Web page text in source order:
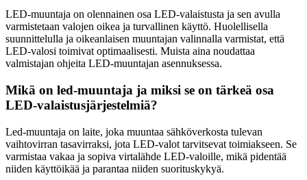
LED-muuntaja on olennainen osa LED-valaistusta ja sen avulla
varmistetaan valojen oikea ja turvallinen käyttö. Huolellisella
suunnittelulla ja oikeanlaisen muuntajan valinnalla varmistat, että
LED-valosi toimivat optimaalisesti. Muista aina noudattaa
valmistajan ohjeita LED-muuntajan asennuksessa.
Mikä on led-muuntaja ja miksi se on tärkeä osa
LED-valaistusjärjestelmiä?
Led-muuntaja on laite, joka muuntaa sähköverkosta tulevan
vaihtovirran tasavirraksi, jota LED-valot tarvitsevat toimiakseen. Se
varmistaa vakaa ja sopiva virtalähde LED-valoille, mikä pidentää
niiden käyttöikää ja parantaa niiden suorituskykyä.